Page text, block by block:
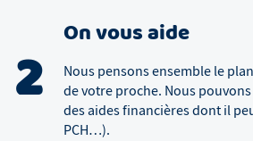
2
On vous aide
Nous pensons ensemble le
de votre proche. Nous
des aides financières dont il
PCH…).